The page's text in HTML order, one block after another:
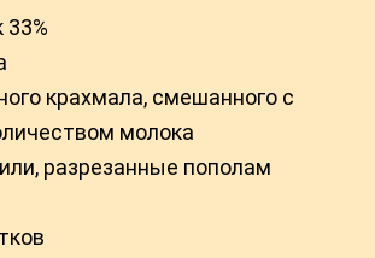
33%
крахмала, смешанного с
молока
разрезанные пополам